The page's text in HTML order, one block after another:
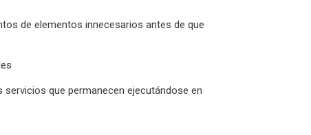
de elementos innecesarios antes de que
que permanecen ejecutándose en